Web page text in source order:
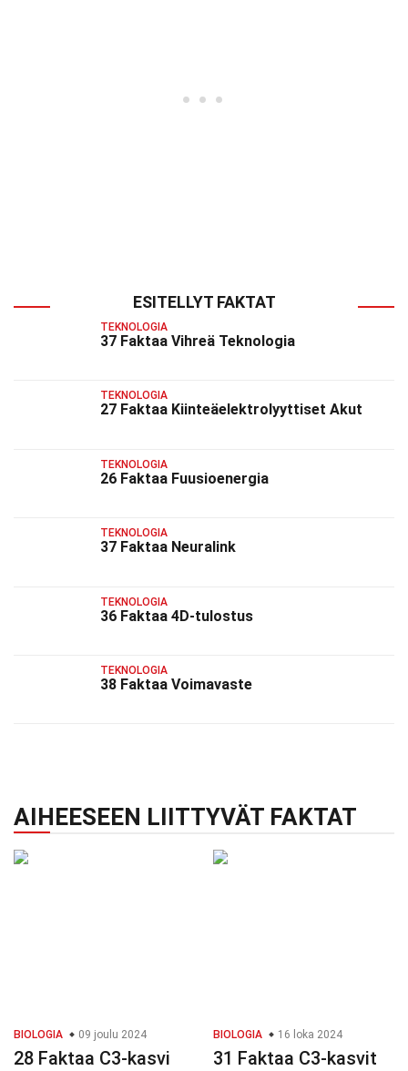
ESITELLYT FAKTAT
TEKNOLOGIA
37 Faktaa Vihreä Teknologia
TEKNOLOGIA
27 Faktaa Kiinteäelektrolyyttiset Akut
TEKNOLOGIA
26 Faktaa Fuusioenergia
TEKNOLOGIA
37 Faktaa Neuralink
TEKNOLOGIA
36 Faktaa 4D-tulostus
TEKNOLOGIA
38 Faktaa Voimavaste
AIHEESEEN LIITTYVÄT FAKTAT
BIOLOGIA 09 joulu 2024
28 Faktaa C3-kasvi
BIOLOGIA 16 loka 2024
31 Faktaa C3-kasvit